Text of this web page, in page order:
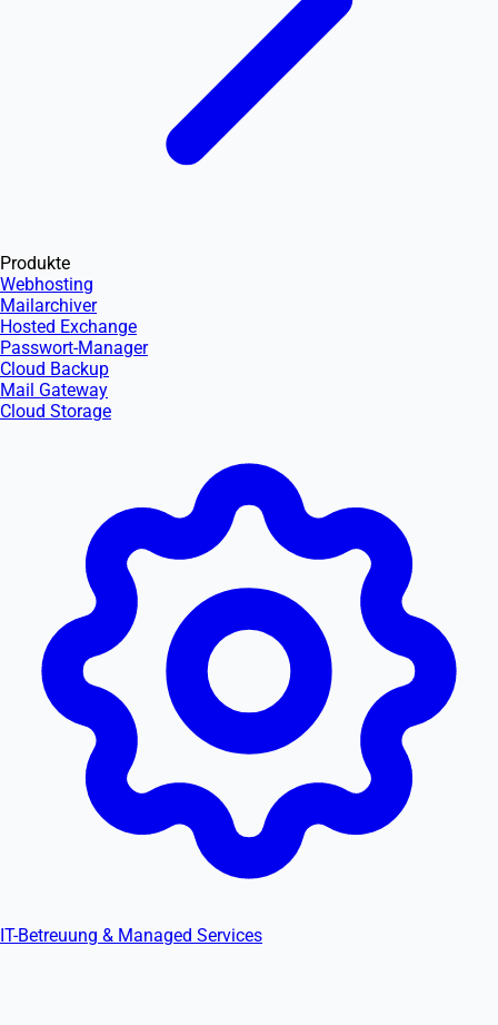
Produkte
Webhosting
Mailarchiver
Hosted Exchange
Passwort-Manager
Cloud Backup
Mail Gateway
Cloud Storage
IT-Betreuung & Managed Services